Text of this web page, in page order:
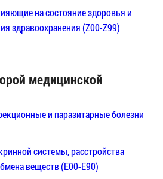
на состояние здоровья и
здравоохранения (Z00-Z99)
медицинской
и паразитарные болезни
системы, расстройства
веществ (E00-E90)